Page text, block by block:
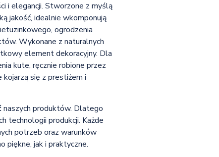
i elegancji. Stworzone z myślą
jakość, idealnie wkomponują
ogrodzenia
Wykonane z naturalnych
element dekoracyjny. Dla
kute, ręcznie robione przez
się z prestiżem i
naszych produktów. Dlatego
technologii produkcji. Każde
potrzeb oraz warunków
piękne, jak i praktyczne.